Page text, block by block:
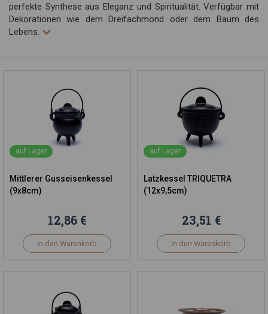
perfekte Synthese aus Eleganz und Spiritualität. Verfügbar mit
Dekorationen wie dem Dreifachmond oder dem Baum des
Lebens.
auf Lager
Mittlerer Gusseisenkessel
(9x8cm)
12,86 €
In den Warenkorb
auf Lager
Latzkessel TRIQUETRA
(12x9,5cm)
23,51 €
In den Warenkorb